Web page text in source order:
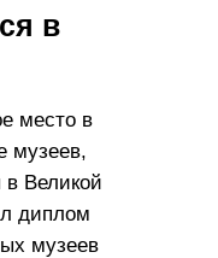
в
место в
музеев,
Великой
диплом
музеев